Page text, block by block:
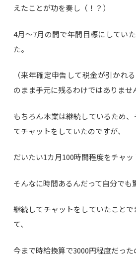
えたことが功を奏し（！？）
4月～7月の間で年間目標にしてい
た。
（来年確定申告して税金が引かれ
のまま手元に残るわけではありませ
もちろん本業は継続しているため
てチャットをしていたのですが、
だいたい1カ月100時間程度をチャッ
そんなに時間あるんだって自分でも
継続してチャットをしていたこと
て、
今まで時給換算で3000円程度だっ